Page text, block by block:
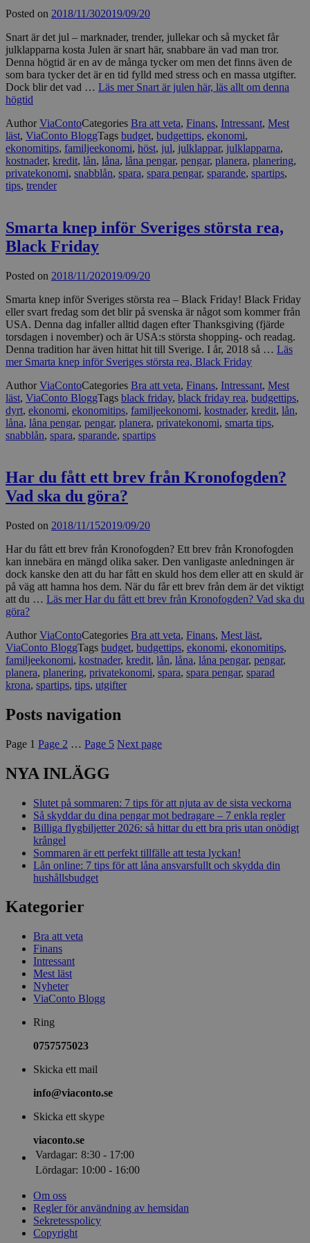
Posted on 2018/11/302019/09/20
Snart är det jul – marknader, trender, jullekar och så mycket får
julklapparna kosta Julen är snart här, snabbare än vad man tror.
Denna högtid är en av de många tycker om men det finns även de
som bara tycker det är en tid fylld med stress och en massa utgifter.
Dock blir det vad … Läs mer Snart är julen här, läs allt om denna
högtid
AuthorViaContoCategories Bra att veta, Finans, Intressant, Mest
läst, ViaConto BloggTags budget, budgettips, ekonomi,
ekonomitips, familjeekonomi, höst, jul, julklappar, julklapparna,
kostnader, kredit, lån, låna, låna pengar, pengar, planera, planering,
privatekonomi, snabblån, spara, spara pengar, sparande, spartips,
tips, trender
Smarta knep inför Sveriges största rea,
Black Friday
Posted on 2018/11/202019/09/20
Smarta knep inför Sveriges största rea – Black Friday! Black Friday
eller svart fredag som det blir på svenska är något som kommer från
USA. Denna dag infaller alltid dagen efter Thanksgiving (fjärde
torsdagen i november) och är USA:s största shopping- och readag.
Denna tradition har även hittat hit till Sverige. I år, 2018 så … Läs
mer Smarta knep inför Sveriges största rea, Black Friday
AuthorViaContoCategories Bra att veta, Finans, Intressant, Mest
läst, ViaConto BloggTags black friday, black friday rea, budgettips,
dyrt, ekonomi, ekonomitips, familjeekonomi, kostnader, kredit, lån,
låna, låna pengar, pengar, planera, privatekonomi, smarta tips,
snabblån, spara, sparande, spartips
Har du fått ett brev från Kronofogden?
Vad ska du göra?
Posted on 2018/11/152019/09/20
Har du fått ett brev från Kronofogden? Ett brev från Kronofogden
kan innebära en mängd olika saker. Den vanligaste anledningen är
dock kanske den att du har fått en skuld hos dem eller att en skuld är
på väg att hamna hos dem. När du får ett brev från dem är det viktigt
att du … Läs merHar du fått ett brev från Kronofogden? Vad ska du
göra?
AuthorViaContoCategories Bra att veta, Finans, Mest läst,
ViaConto BloggTags budget, budgettips, ekonomi, ekonomitips,
familjeekonomi, kostnader, kredit, lån, låna, låna pengar, pengar,
planera, planering, privatekonomi, spara, spara pengar, sparad
krona, spartips, tips, utgifter
Posts navigation
Page 1 Page 2 … Page 5 Next page
NYA INLÄGG
Slutet på sommaren: 7 tips för att njuta av de sista veckorna
Så skyddar du dina pengar mot bedragare – 7 enkla regler
Billiga flygbiljetter 2026: så hittar du ett bra pris utan onödigt
krångel
Sommaren är ett perfekt tillfälle att testa lyckan!
Lån online: 7 tips för att låna ansvarsfullt och skydda din
hushållsbudget
Kategorier
Bra att veta
Finans
Intressant
Mest läst
Nyheter
ViaConto Blogg
Ring
0757575023
Skicka ett mail
info@viaconto.se
Skicka ett skype
viaconto.se
Vardagar: 8:30 - 17:00
Lördagar: 10:00 - 16:00
Om oss
Regler för användning av hemsidan
Sekretesspolicy
Copyright